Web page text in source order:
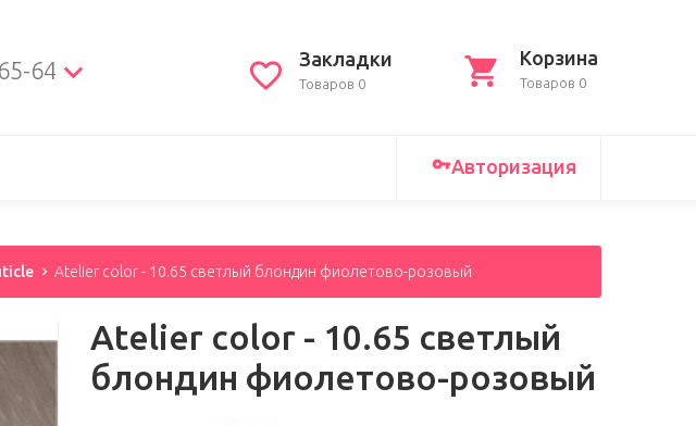
64 Закладки
Товаров 0
Корзина
Товаров 0
Авторизация
Atelier color - 10.65 светлый блондин фиолетово-розовый
Atelier color - 10.65 светлый
блондин фиолетово-розовый